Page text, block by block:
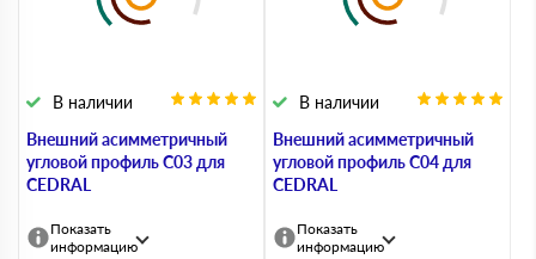
Внешний асимметричный
угловой профиль С03 для
CEDRAL
В наличии
Показать
информацию
Внешний асимметричный
угловой профиль С04 для
CEDRAL
В наличии
Показать
информацию